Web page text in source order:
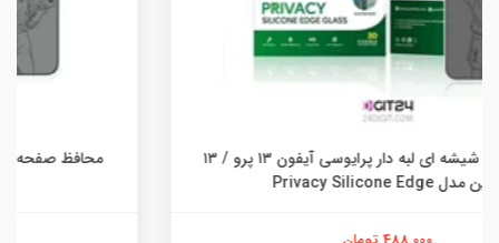
محافظ صفحه شیشه ای پرایوسی آیفون 14 پرو گرین مدل
Steve Privacy